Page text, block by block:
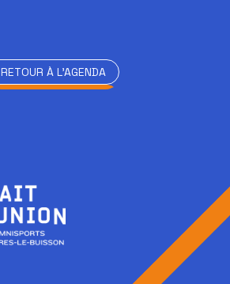
RETOUR À L'AGENDA